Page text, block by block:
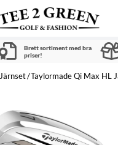
Brett sortiment med bra
priser!
Järnset Taylormade Qi Max HL